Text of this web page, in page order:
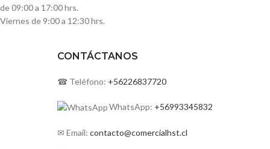
de 09:00 a 17:00 hrs.
Viernes de 9:00 a 12:30 hrs.
CONTÁCTANOS
☎ Teléfono: +56226837720
WhatsApp: +56993345832
✉ Email: contacto@comercialhst.cl